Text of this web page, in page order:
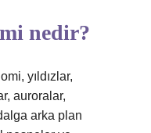
nedir?
yıldızlar,
auroralar,
arka plan